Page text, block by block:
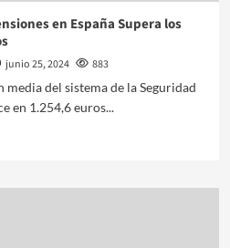
en España Supera los
junio 25, 2024
883
media del sistema de la Seguridad
en 1.254,6 euros...